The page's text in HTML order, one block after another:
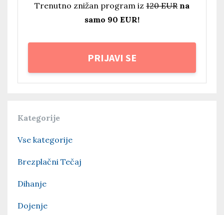
Trenutno znižan program iz 120 EUR na
samo 90 EUR!
PRIJAVI SE
Kategorije
Vse kategorije
Brezplačni Tečaj
Dihanje
Dojenje